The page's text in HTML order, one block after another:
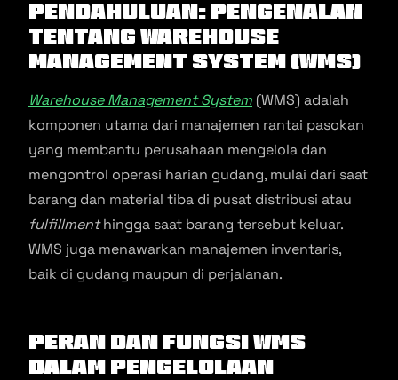
Pendahuluan: Pengenalan
tentang Warehouse
Management System (WMS)
Warehouse Management System (WMS) adalah
komponen utama dari manajemen rantai pasokan
yang membantu perusahaan mengelola dan
mengontrol operasi harian gudang, mulai dari saat
barang dan material tiba di pusat distribusi atau
fulfillmenthingga saat barang tersebut keluar.
WMS juga menawarkan manajemen inventaris,
baik di gudang maupun di perjalanan.
Peran dan Fungsi WMS
dalam Pengelolaan